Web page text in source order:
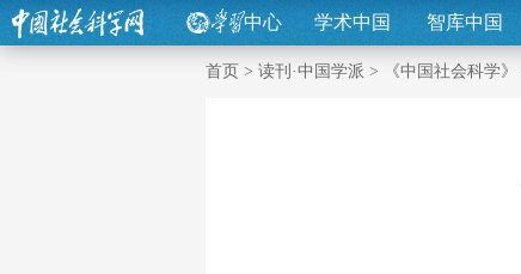
中心 学术中国 智库中国
首页 > 读刊·中国学派 > 《中国社会科学》